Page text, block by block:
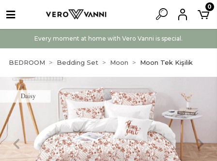
Every moment at home with Vero Vanni is special.
0
BEDROOM Bedding Set Moon Moon Tek Kişilik